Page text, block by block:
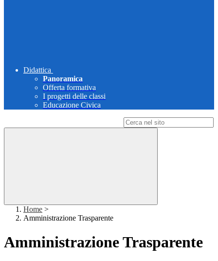
Didattica
Panoramica
Offerta formativa
I progetti delle classi
Educazione Civica
Home >
Amministrazione Trasparente
Amministrazione Trasparente